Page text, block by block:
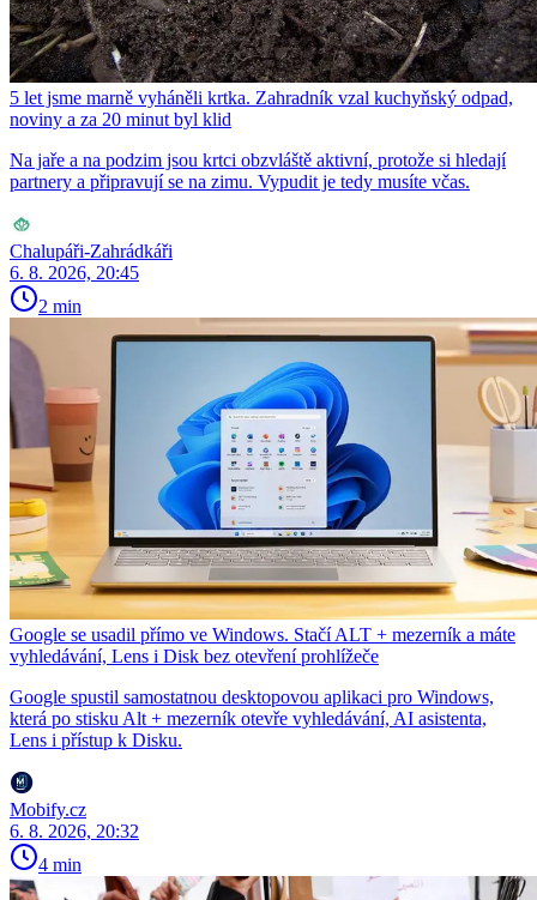
5 let jsme marně vyháněli krtka. Zahradník vzal kuchyňský odpad,
noviny a za 20 minut byl klid
Na jaře a na podzim jsou krtci obzvláště aktivní, protože si hledají
partnery a připravují se na zimu. Vypudit je tedy musíte včas.
Chalupáři-Zahrádkáři
6. 8. 2026, 20:45
2 min
Google se usadil přímo ve Windows. Stačí ALT + mezerník a máte
vyhledávání, Lens i Disk bez otevření prohlížeče
Google spustil samostatnou desktopovou aplikaci pro Windows,
která po stisku Alt + mezerník otevře vyhledávání, AI asistenta,
Lens i přístup k Disku.
Mobify.cz
6. 8. 2026, 20:32
4 min